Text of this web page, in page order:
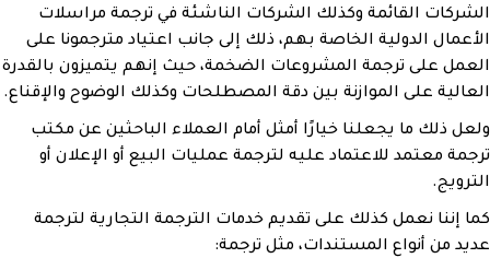
الشركات القائمة وكذلك الشركات الناشئة في ترجمة مراسلات
الأعمال الدولية الخاصة بهم، ذلك إلى جانب اعتياد مترجمونا على
العمل على ترجمة المشروعات الضخمة، حيث إنهم يتميزون بالقدرة
العالية على الموازنة بين دقة المصطلحات وكذلك الوضوح والإقناع.
ولعل ذلك ما يجعلنا خيارًا أمثل أمام العملاء الباحثين عن مكتب
ترجمة معتمد للاعتماد عليه لترجمة عمليات البيع أو الإعلان أو
الترويج.
كما إننا نعمل كذلك على تقديم خدمات الترجمة التجارية لترجمة
عديد من أنواع المستندات، مثل ترجمة: